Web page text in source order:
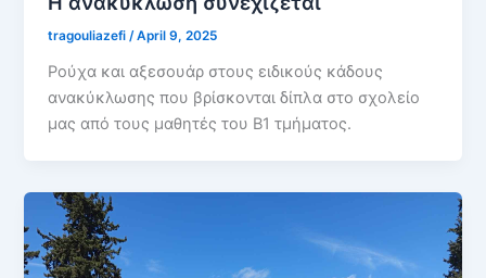
tragouliazefi/April 9, 2025
Ρούχα και αξεσουάρ στους ειδικούς κάδους
ανακύκλωσης που βρίσκονται δίπλα στο σχολείο
μας από τους μαθητές του Β1 τμήματος.